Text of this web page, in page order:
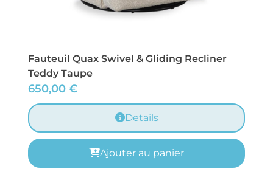
Fauteuil Quax Swivel & Gliding Recliner
Teddy Taupe
650,00 €
Details
Ajouter au panier